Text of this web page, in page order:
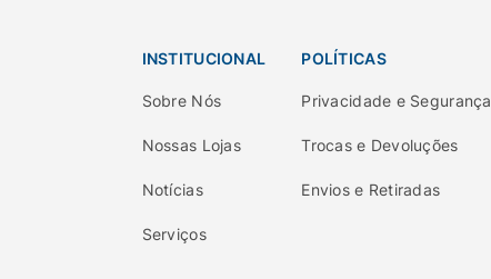
INSTITUCIONAL
Sobre Nós
Nossas Lojas
Notícias
Serviços
POLÍTICAS
Privacidade e Segurança
Trocas e Devoluções
Envios e Retiradas